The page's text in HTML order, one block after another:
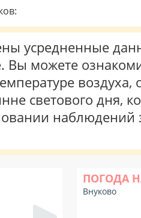
усредненные
Вы можете
воздуха,
светового дня,
наблюдений
ПОГОДА
Внуково